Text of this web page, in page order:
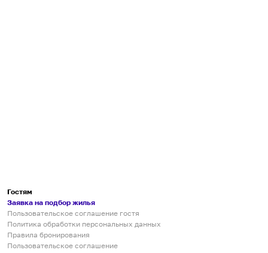
Гостям
Заявка на подбор жилья
Пользовательское соглашение гостя
Политика обработки персональных данных
Правила бронирования
Пользовательское соглашение